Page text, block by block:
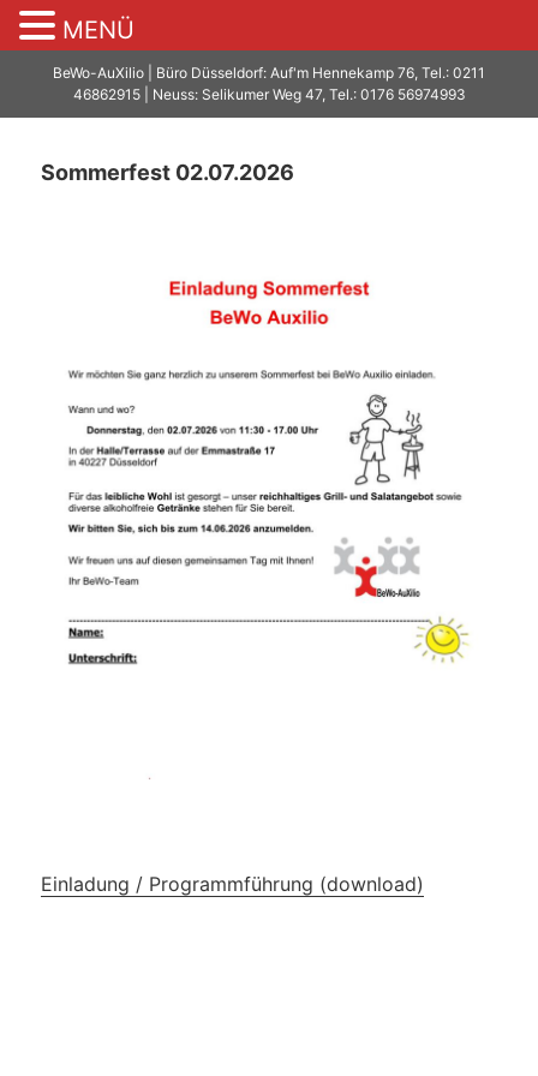
BeWo-AuXilio | Büro Düsseldorf: Auf'm Hennekamp 76, Tel.: 0211
46862915 | Neuss: Selikumer Weg 47, Tel.: 0176 56974993
Sommerfest 02.07.2026
Einladung / Programmführung (download)
MENÜ